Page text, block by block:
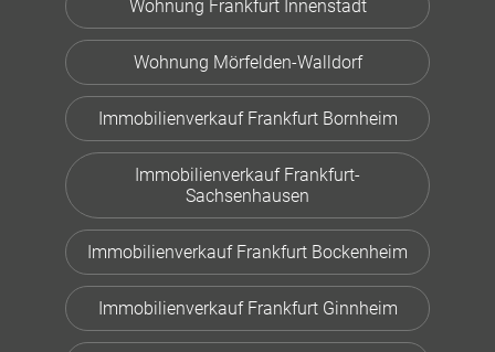
Wohnung Frankfurt Innenstadt
Wohnung Mörfelden-Walldorf
Immobilienverkauf Frankfurt Bornheim
Immobilienverkauf Frankfurt-
Sachsenhausen
Immobilienverkauf Frankfurt Bockenheim
Immobilienverkauf Frankfurt Ginnheim